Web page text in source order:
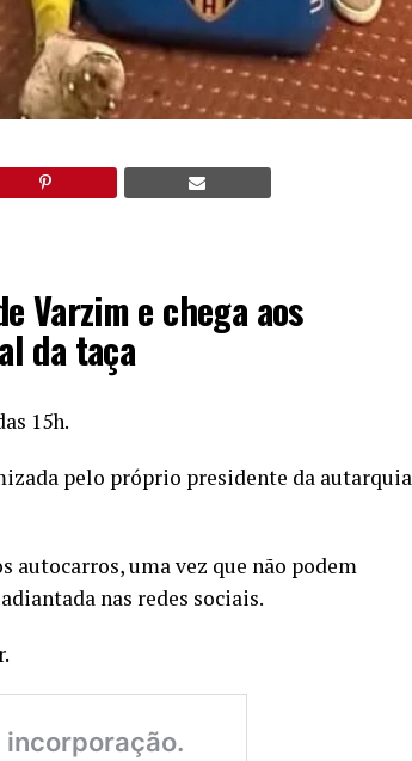
Varzim e chega aos
da taça
15h.
pelo próprio presidente da autarquia
autocarros, uma vez que não podem
nas redes sociais.